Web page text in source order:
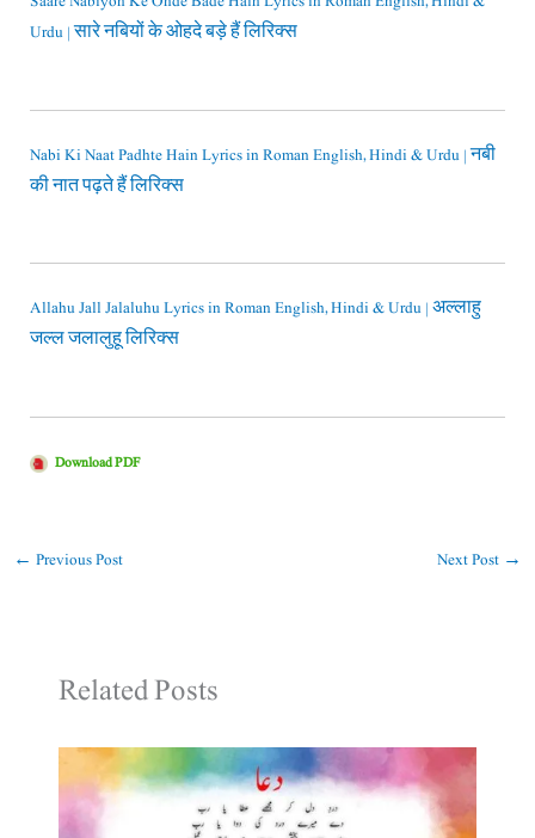
Urdu | सारे नबियों के ओहदे बड़े हैं लिरिक्स
Nabi Ki Naat Padhte Hain Lyrics in Roman English, Hindi & Urdu | नबी
की नात पढ़ते हैं लिरिक्स
Allahu Jall Jalaluhu Lyrics in Roman English, Hindi & Urdu | अल्लाहु
जल्ल जलालुहू लिरिक्स
Download PDF
← Previous Post Next Post →
Related Posts